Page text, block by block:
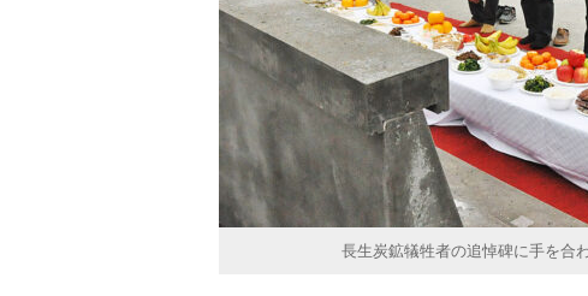
長生炭鉱犠牲者の追悼碑に手を合